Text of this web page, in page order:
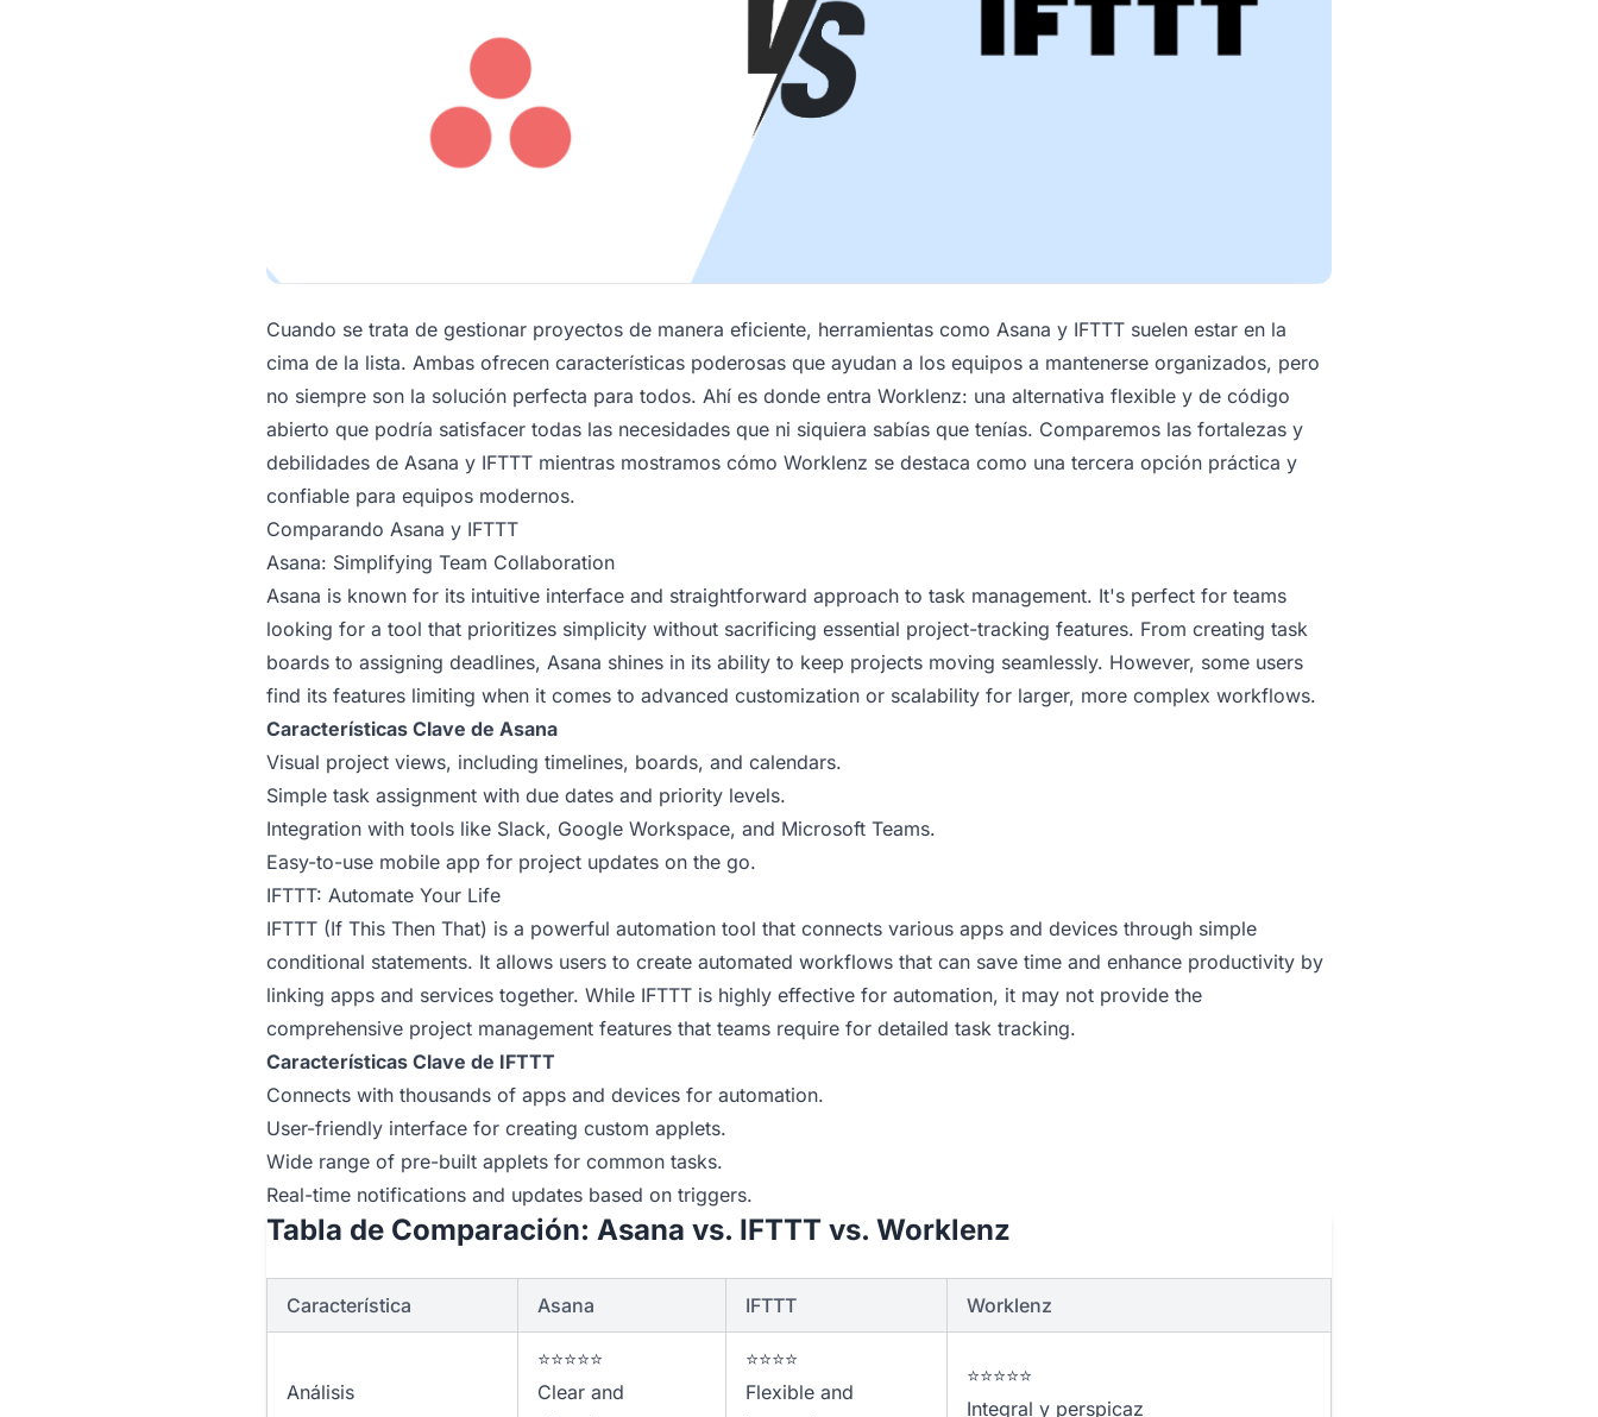
Cuando se trata de gestionar proyectos de manera eficiente, herramientas como Asana y IFTTT suelen estar en la
cima de la lista. Ambas ofrecen características poderosas que ayudan a los equipos a mantenerse organizados, pero
no siempre son la solución perfecta para todos. Ahí es donde entra Worklenz: una alternativa flexible y de código
abierto que podría satisfacer todas las necesidades que ni siquiera sabías que tenías. Comparemos las fortalezas y
debilidades de Asana y IFTTT mientras mostramos cómo Worklenz se destaca como una tercera opción práctica y
confiable para equipos modernos.
Comparando Asana y IFTTT
Asana: Simplifying Team Collaboration
Asana is known for its intuitive interface and straightforward approach to task management. It's perfect for teams
looking for a tool that prioritizes simplicity without sacrificing essential project-tracking features. From creating task
boards to assigning deadlines, Asana shines in its ability to keep projects moving seamlessly. However, some users
find its features limiting when it comes to advanced customization or scalability for larger, more complex workflows.
Características Clave de Asana
Visual project views, including timelines, boards, and calendars.
Simple task assignment with due dates and priority levels.
Integration with tools like Slack, Google Workspace, and Microsoft Teams.
Easy-to-use mobile app for project updates on the go.
IFTTT: Automate Your Life
IFTTT (If This Then That) is a powerful automation tool that connects various apps and devices through simple
conditional statements. It allows users to create automated workflows that can save time and enhance productivity by
linking apps and services together. While IFTTT is highly effective for automation, it may not provide the
comprehensive project management features that teams require for detailed task tracking.
Características Clave de IFTTT
Connects with thousands of apps and devices for automation.
User-friendly interface for creating custom applets.
Wide range of pre-built applets for common tasks.
Real-time notifications and updates based on triggers.
Tabla de Comparación: Asana vs. IFTTT vs. Worklenz
Característica Asana IFTTT Worklenz
Análisis
⭐⭐⭐⭐⭐
Clear and
⭐⭐⭐⭐
Flexible and
⭐⭐⭐⭐⭐
Integral y perspicaz